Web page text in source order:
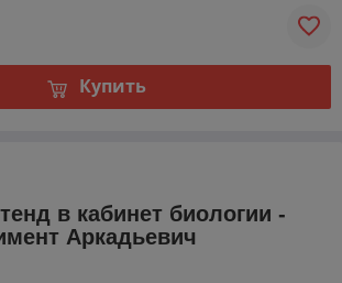
Купить
в кабинет биологии -
Аркадьевич